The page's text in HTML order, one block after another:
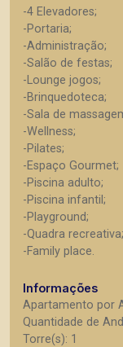
-4 Elevadores;
-Portaria;
-Administração;
-Salão de festas;
-Lounge jogos;
-Brinquedoteca;
-Sala de
-Wellness;
-Pilates;
-Espaço Gourmet;
-Piscina adulto;
-Piscina infantil;
-Playground;
-Quadra recreativa;
-Family place.
Informações
Apartamento por
Quantidade de
Torre(s): 1